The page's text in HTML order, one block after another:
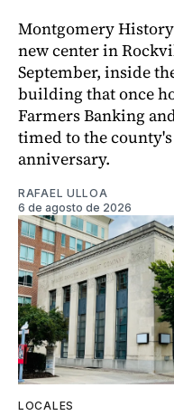
Montgomery
new center in
September, inside
building that once
Farmers Banking
timed to the
anniversary.
RAFAEL ULLOA
6 de agosto de 2026
LOCALES